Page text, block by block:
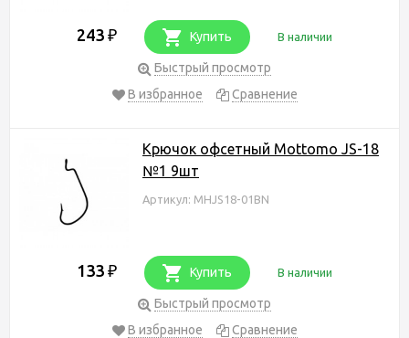
243 ₽ Купить В наличии
Быстрый просмотр
В избранное
Сравнение
Крючок офсетный Mottomo JS-18
№1 9шт
Артикул: MHJS18-01BN
133 ₽ Купить В наличии
Быстрый просмотр
В избранное
Сравнение